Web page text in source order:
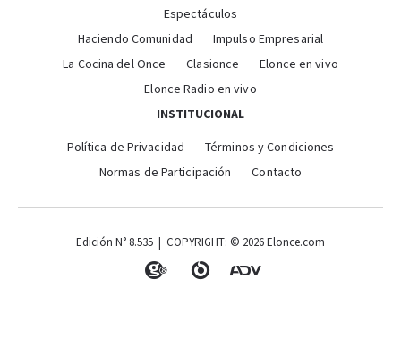
Espectáculos
Haciendo Comunidad
Impulso Empresarial
La Cocina del Once
Clasionce
Elonce en vivo
Elonce Radio en vivo
INSTITUCIONAL
Política de Privacidad
Términos y Condiciones
Normas de Participación
Contacto
Edición N° 8.535 | COPYRIGHT: © 2026 Elonce.com